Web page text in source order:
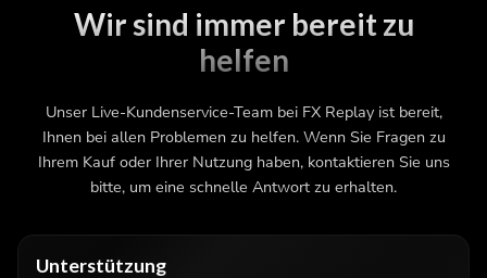
Wir sind immer bereit zu
helfen
Unser Live-Kundenservice-Team bei FX Replay ist bereit,
Ihnen bei allen Problemen zu helfen. Wenn Sie Fragen zu
Ihrem Kauf oder Ihrer Nutzung haben, kontaktieren Sie uns
bitte, um eine schnelle Antwort zu erhalten.
Unterstützung